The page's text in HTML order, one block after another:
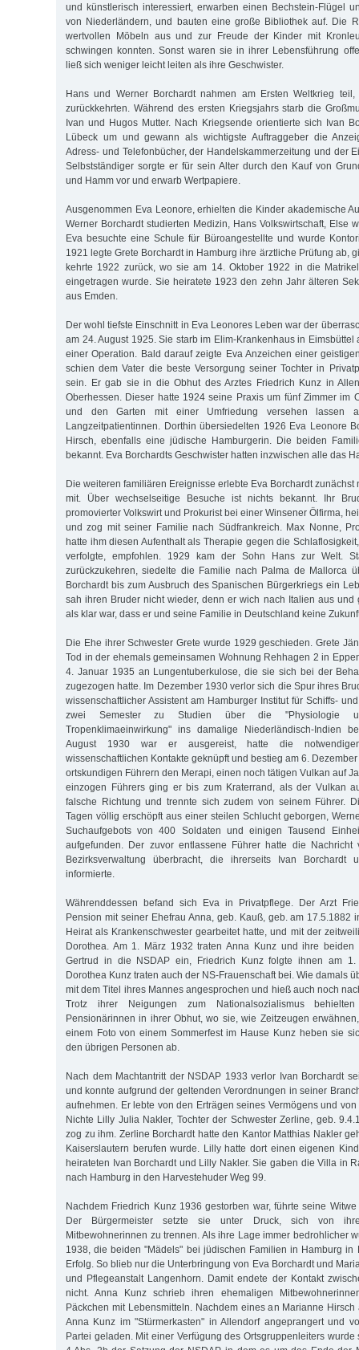
und künstlerisch interessiert, erwarben einen Bechstein-Flügel
von Niederländern, und bauten eine große Bibliothek auf. Die
wertvollen Möbeln aus und zur Freude der Kinder mit
schwingen konnten. Sonst waren sie in ihrer Lebensführung
ließ sich weniger leicht leiten als ihre Geschwister.
Hans und Werner Borchardt nahmen am Ersten Weltkrieg
zurückkehrten. Während des ersten Kriegsjahrs starb die
Ivan und Hugos Mutter. Nach Kriegsende orientierte sich Ivan
Lübeck um und gewann als wichtigste Auftraggeber die
Adress- und Telefonbücher, der Handelskammerzeitung und der
Selbstständiger sorgte er für sein Alter durch den Kauf von
und Hamm vor und erwarb Wertpapiere.
Ausgenommen Eva Leonore, erhielten die Kinder akademische
Werner Borchardt studierten Medizin, Hans Volkswirtschaft, Else
Eva besuchte eine Schule für Büroangestellte und wurde
1921 legte Grete Borchardt in Hamburg ihre ärztliche Prüfung ab,
kehrte 1922 zurück, wo sie am 14. Oktober 1922 in die
eingetragen wurde. Sie heiratete 1923 den zehn Jahr älteren
aus Emden.
Der wohl tiefste Einschnitt in Eva Leonores Leben war der
am 24. August 1925. Sie starb im Elim-Krankenhaus in
einer Operation. Bald darauf zeigte Eva Anzeichen einer
schien dem Vater die beste Versorgung seiner Tochter in
sein. Er gab sie in die Obhut des Arztes Friedrich Kunz in
Oberhessen. Dieser hatte 1924 seine Praxis um fünf Zimmer im
und den Garten mit einer Umfriedung versehen lassen
Langzeitpatientinnen. Dorthin übersiedelten 1926 Eva Leonore
Hirsch, ebenfalls eine jüdische Hamburgerin. Die beiden
bekannt. Eva Borchardts Geschwister hatten inzwischen alle das
Die weiteren familiären Ereignisse erlebte Eva Borchardt zunächst
mit. Über wechselseitige Besuche ist nichts bekannt. Ihr
promovierter Volkswirt und Prokurist bei einer Winsener Ölfirma,
und zog mit seiner Familie nach Südfrankreich. Max Nonne,
hatte ihm diesen Aufenthalt als Therapie gegen die
verfolgte, empfohlen. 1929 kam der Sohn Hans zur Welt.
zurückzukehren, siedelte die Familie nach Palma de Mallorca
Borchardt bis zum Ausbruch des Spanischen Bürgerkriegs ein
sah ihren Bruder nicht wieder, denn er wich nach Italien aus und
als klar war, dass er und seine Familie in Deutschland keine
Die Ehe ihrer Schwester Grete wurde 1929 geschieden. Grete
Tod in der ehemals gemeinsamen Wohnung Rehhagen 2 in
4. Januar 1935 an Lungentuberkulose, die sie sich bei der
zugezogen hatte. Im Dezember 1930 verlor sich die Spur ihres
wissenschaftlicher Assistent am Hamburger Institut für Schiffs-
zwei Semester zu Studien über die "Physiologie
Tropenklimaeinwirkung" ins damalige Niederländisch-Indien
August 1930 war er ausgereist, hatte die
wissenschaftlichen Kontakte geknüpft und bestieg am 6.
ortskundigen Führern den Merapi, einen noch tätigen Vulkan auf
einzogen Führers ging er bis zum Kraterrand, als der Vulkan
falsche Richtung und trennte sich zudem von seinem Führer.
Tagen völlig erschöpft aus einer steilen Schlucht geborgen,
Suchaufgebots von 400 Soldaten und einigen Tausend
aufgefunden. Der zuvor entlassene Führer hatte die
Bezirksverwaltung überbracht, die ihrerseits Ivan Borchardt
informierte.
Währenddessen befand sich Eva in Privatpflege. Der Arzt
Pension mit seiner Ehefrau Anna, geb. Kauß, geb. am 17.5.1882
Heirat als Krankenschwester gearbeitet hatte, und mit der
Dorothea. Am 1. März 1932 traten Anna Kunz und ihre beiden
Gertrud in die NSDAP ein, Friedrich Kunz folgte ihnen am 1.
Dorothea Kunz traten auch der NS-Frauenschaft bei. Wie damals
mit dem Titel ihres Mannes angesprochen und hieß auch noch
Trotz ihrer Neigungen zum Nationalsozialismus
Pensionärinnen in ihrer Obhut, wo sie, wie Zeitzeugen
einem Foto von einem Sommerfest im Hause Kunz heben sie
den übrigen Personen ab.
Nach dem Machtantritt der NSDAP 1933 verlor Ivan Borchardt
und konnte aufgrund der geltenden Verordnungen in seiner
aufnehmen. Er lebte von den Erträgen seines Vermögens und
Nichte Lilly Julia Nakler, Tochter der Schwester Zerline, geb.
zog zu ihm. Zerline Borchardt hatte den Kantor Matthias Nakler
Kaiserslautern berufen wurde. Lilly hatte dort einen eigenen
heirateten Ivan Borchardt und Lilly Nakler. Sie gaben die Villa in
nach Hamburg in den Harvestehuder Weg 99.
Nachdem Friedrich Kunz 1936 gestorben war, führte seine
Der Bürgermeister setzte sie unter Druck, sich von
Mitbewohnerinnen zu trennen. Als ihre Lage immer bedrohlicher
1938, die beiden "Mädels" bei jüdischen Familien in Hamburg in
Erfolg. So blieb nur die Unterbringung von Eva Borchardt und
und Pflegeanstalt Langenhorn. Damit endete der Kontakt
nicht. Anna Kunz schrieb ihren ehemaligen
Päckchen mit Lebensmitteln. Nachdem eines an Marianne
Anna Kunz im "Stürmerkasten" in Allendorf angeprangert und
Partei geladen. Mit einer Verfügung des Ortsgruppenleiters wurde